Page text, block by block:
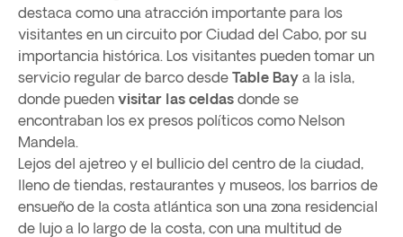
destaca como una atracción importante para los
visitantes en un circuito por Ciudad del Cabo, por su
importancia histórica. Los visitantes pueden tomar un
servicio regular de barco desde Table Bay a la isla,
donde pueden visitar las celdas donde se
encontraban los ex presos políticos como Nelson
Mandela.
Lejos del ajetreo y el bullicio del centro de la ciudad,
lleno de tiendas, restaurantes y museos, los barrios de
ensueño de la costa atlántica son una zona residencial
de lujo a lo largo de la costa, con una multitud de